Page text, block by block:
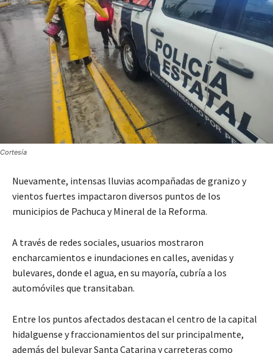
Cortesía
Nuevamente, intensas lluvias acompañadas de granizo y
vientos fuertes impactaron diversos puntos de los
municipios de Pachuca y Mineral de la Reforma.
A través de redes sociales, usuarios mostraron
encharcamientos e inundaciones en calles, avenidas y
bulevares, donde el agua, en su mayoría, cubría a los
automóviles que transitaban.
Entre los puntos afectados destacan el centro de la capital
hidalguense y fraccionamientos del sur principalmente,
además del bulevar Santa Catarina y carreteras como